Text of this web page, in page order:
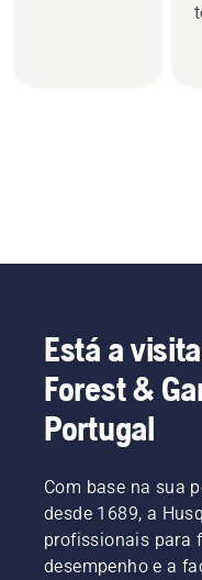
Está a
Forest &
Portugal
Com base na sua
desde 1689, a
profissionais para
desempenho e a